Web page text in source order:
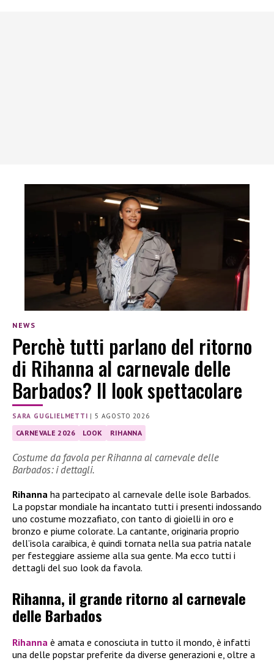
NEWS
Perchè tutti parlano del ritorno
di Rihanna al carnevale delle
Barbados? Il look spettacolare
SARA GUGLIELMETTI |5 AGOSTO 2026
CARNEVALE 2026 LOOK RIHANNA
Costume da favola per Rihanna al carnevale delle
Barbados: i dettagli.
Rihanna ha partecipato al carnevale delle isole Barbados.
La popstar mondiale ha incantato tutti i presenti indossando
uno costume mozzafiato, con tanto di gioielli in oro e
bronzo e piume colorate. La cantante, originaria proprio
dell’isola caraibica, è quindi tornata nella sua patria natale
per festeggiare assieme alla sua gente. Ma ecco tutti i
dettagli del suo look da favola.
Rihanna, il grande ritorno al carnevale
delle Barbados
Rihanna è amata e conosciuta in tutto il mondo, è infatti
una delle popstar preferite da diverse generazioni e, oltre a